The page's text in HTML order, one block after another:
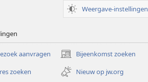
Weergave-instellingen
aanvragen Bijeenkomst zoeken
(opent
nieuw
venster)
zoeken
Nieuw op jw.org